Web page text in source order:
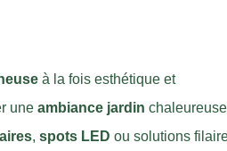
à la fois esthétique et
une ambiance jardin
, spots LED ou solutions